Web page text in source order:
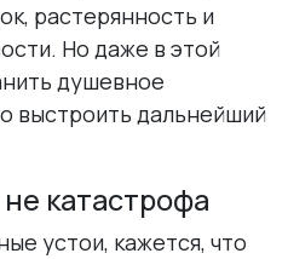
растерянность и
Но даже в этой
душевное
выстроить дальнейший
катастрофа
устои, кажется, что